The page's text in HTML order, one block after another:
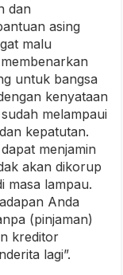
dan
asing
malu
untuk bangsa
kenyataan
melampaui
kepatutan.
menjamin
akan dikorup
masa lampau.
Anda
(pinjaman)
kreditor
lagi”.